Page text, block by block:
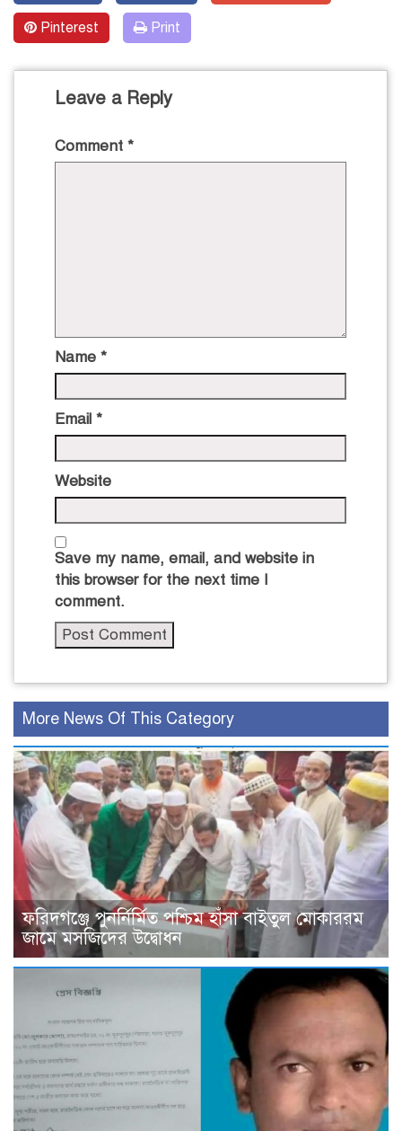
Pinterest Print
Leave a Reply
Comment *
Name *
Email *
Website
Save my name, email, and website in
this browser for the next time I
comment.
More News Of This Category
ফরিদগঞ্জে পুনর্নির্মিত পশ্চিম হাঁসা বাইতুল মোকাররম
জামে মসজিদের উদ্বোধন